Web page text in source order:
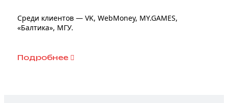
Среди клиентов — VK, WebMoney, MY.GAMES,
«Балтика», МГУ.
Подробнее